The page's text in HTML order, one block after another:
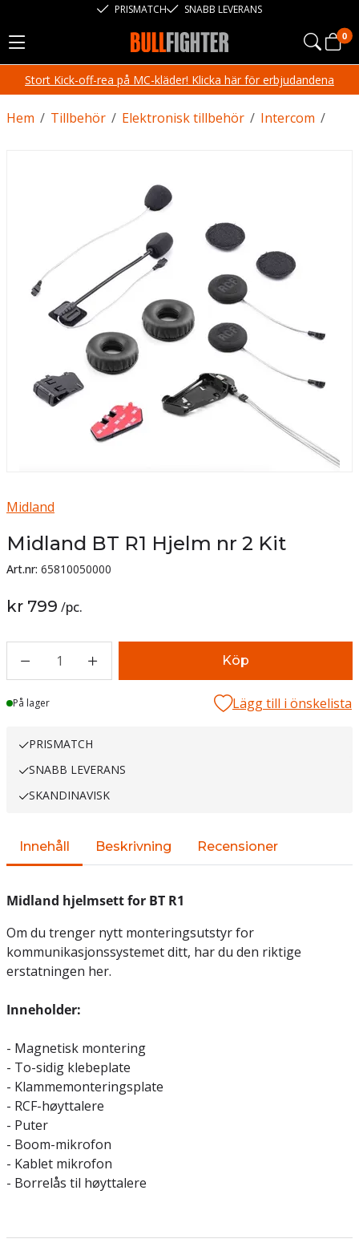
PRISMATCH SNABB LEVERANS
0
Stort Kick-off-rea på MC-kläder! Klicka här för erbjudandena
/
Hem /
Tillbehör /
Elektronisk tillbehör /
Intercom
Midland
Midland BT R1 Hjelm nr 2 Kit
Art.nr: 65810050000
kr 799 /pc.
1 Köp
Lager
På lager Lägg till i önskelista
PRISMATCH
SNABB LEVERANS
SKANDINAVISK
Innehåll Beskrivning Recensioner
Midland hjelmsett for BT R1
Om du trenger nytt monteringsutstyr for
kommunikasjonssystemet ditt, har du den riktige
erstatningen her.
Inneholder:
- Magnetisk montering
- To-sidig klebeplate
- Klammemonteringsplate
- RCF-høyttalere
- Puter
- Boom-mikrofon
- Kablet mikrofon
- Borrelås til høyttalere